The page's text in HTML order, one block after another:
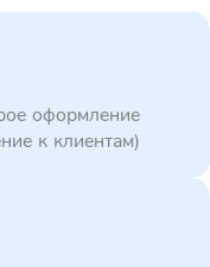
оформление
к клиентам)